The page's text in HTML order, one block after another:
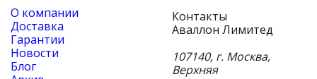
О компании
Доставка
Гарантии
Новости
Блог
Контакты
Аваллон Лимитед
107140, г. Москва,
Верхняя